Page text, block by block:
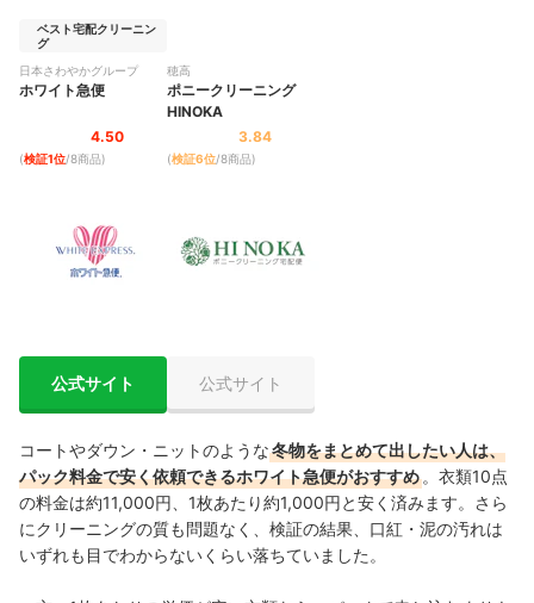
ベスト宅配クリーニン
グ
日本さわやかグループ
ホワイト急便
4.50
(検証1位/8商品)
公式サイト
穂高
ポニークリーニング
HINOKA
3.84
(検証6位/8商品)
公式サイト
コートやダウン・ニットのような冬物をまとめて出したい人は、
パック料金で安く依頼できるホワイト急便がおすすめ 。衣類10点
の料金は約11,000円、1枚あたり約1,000円と安く済みます。 さら
にクリーニングの質も問題なく、検証の結果、口紅・泥の汚れは
いずれも目でわからないくらい落ちていました。